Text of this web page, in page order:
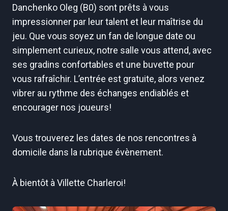
Danchenko Oleg (B0) sont prêts à vous
impressionner par leur talent et leur maîtrise du
jeu. Que vous soyez un fan de longue date ou
simplement curieux, notre salle vous attend, avec
ses gradins confortables et une buvette pour
vous rafraîchir. L’entrée est gratuite, alors venez
vibrer au rythme des échanges endiablés et
encourager nos joueurs!
Vous trouverez les dates de nos rencontres à
domicile dans la rubrique évènement.
À bientôt à Villette Charleroi!